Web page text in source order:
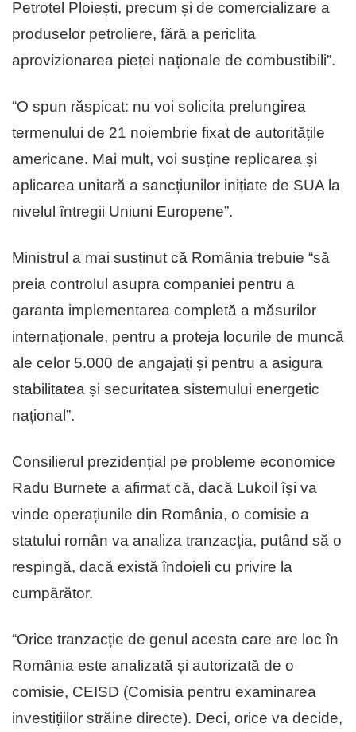
Petrotel Ploiești, precum și de comercializare a
produselor petroliere, fără a periclita
aprovizionarea pieței naționale de combustibili”.
“O spun răspicat: nu voi solicita prelungirea
termenului de 21 noiembrie fixat de autoritățile
americane. Mai mult, voi susține replicarea și
aplicarea unitară a sancțiunilor inițiate de SUA la
nivelul întregii Uniuni Europene”.
Ministrul a mai susținut că România trebuie “să
preia controlul asupra companiei pentru a
garanta implementarea completă a măsurilor
internaționale, pentru a proteja locurile de muncă
ale celor 5.000 de angajați și pentru a asigura
stabilitatea și securitatea sistemului energetic
național”.
Consilierul prezidențial pe probleme economice
Radu Burnete a afirmat că, dacă Lukoil își va
vinde operațiunile din România, o comisie a
statului român va analiza tranzacția, putând să o
respingă, dacă există îndoieli cu privire la
cumpărător.
“Orice tranzacție de genul acesta care are loc în
România este analizată și autorizată de o
comisie, CEISD (Comisia pentru examinarea
investițiilor străine directe). Deci, orice va decide,